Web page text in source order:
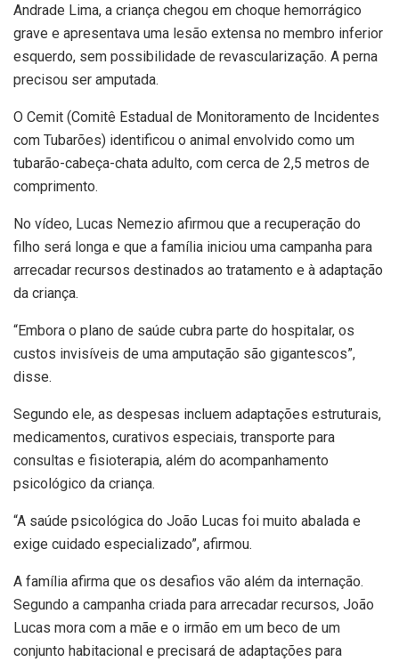
Andrade Lima, a criança chegou em choque hemorrágico
grave e apresentava uma lesão extensa no membro inferior
esquerdo, sem possibilidade de revascularização. A perna
precisou ser amputada.
O Cemit (Comitê Estadual de Monitoramento de Incidentes
com Tubarões) identificou o animal envolvido como um
tubarão-cabeça-chata adulto, com cerca de 2,5 metros de
comprimento.
No vídeo, Lucas Nemezio afirmou que a recuperação do
filho será longa e que a família iniciou uma campanha para
arrecadar recursos destinados ao tratamento e à adaptação
da criança.
“Embora o plano de saúde cubra parte do hospitalar, os
custos invisíveis de uma amputação são gigantescos”,
disse.
Segundo ele, as despesas incluem adaptações estruturais,
medicamentos, curativos especiais, transporte para
consultas e fisioterapia, além do acompanhamento
psicológico da criança.
“A saúde psicológica do João Lucas foi muito abalada e
exige cuidado especializado”, afirmou.
A família afirma que os desafios vão além da internação.
Segundo a campanha criada para arrecadar recursos, João
Lucas mora com a mãe e o irmão em um beco de um
conjunto habitacional e precisará de adaptações para